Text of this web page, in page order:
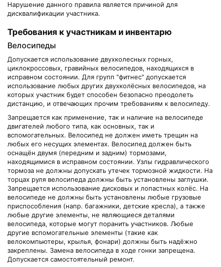
Нарушение данного правила является причиной для
дисквалификации участника.
Требования к участникам и инвентарю
Велосипеды
Допускается использование двухколесных горных,
циклокроссовых, гравийных велосипедов, находящихся в
исправном состоянии. Для групп "фитнес" допускается
использование любых других двухколёсных велосипедов, на
которых участник будет способен безопасно преодолеть
дистанцию, и отвечающих прочим требованиям к велосипеду.
Запрещается как применение, так и наличие на велосипеде
двигателей любого типа, как основных, так и
вспомогательных. Велосипед не должен иметь трещин на
любых его несущих элементах. Велосипед должен быть
оснащён двумя (передним и задним) тормозами,
находящимися в исправном состоянии. Узлы гидравлического
тормоза не должны допускать утечек тормозной жидкости. На
торцах руля велосипеда должны быть установлены заглушки.
Запрещается использование дисковых и лопастных колёс. На
велосипеде не должны быть установлены любые грузовые
приспособления (напр. багажники, детские кресла), а также
любые другие элементы, не являющиеся деталями
велосипеда, которые могут поранить участников. Любые
другие вспомогательные элементы (такие как
велокомпьютеры, крылья, фонари) должны быть надёжно
закреплены. Замена велосипеда в ходе гонки запрещена.
Допускается самостоятельный ремонт.